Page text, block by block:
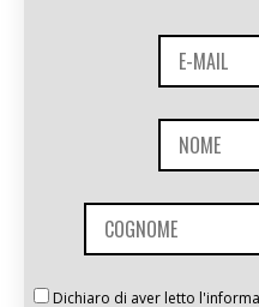
Dichiaro di aver letto